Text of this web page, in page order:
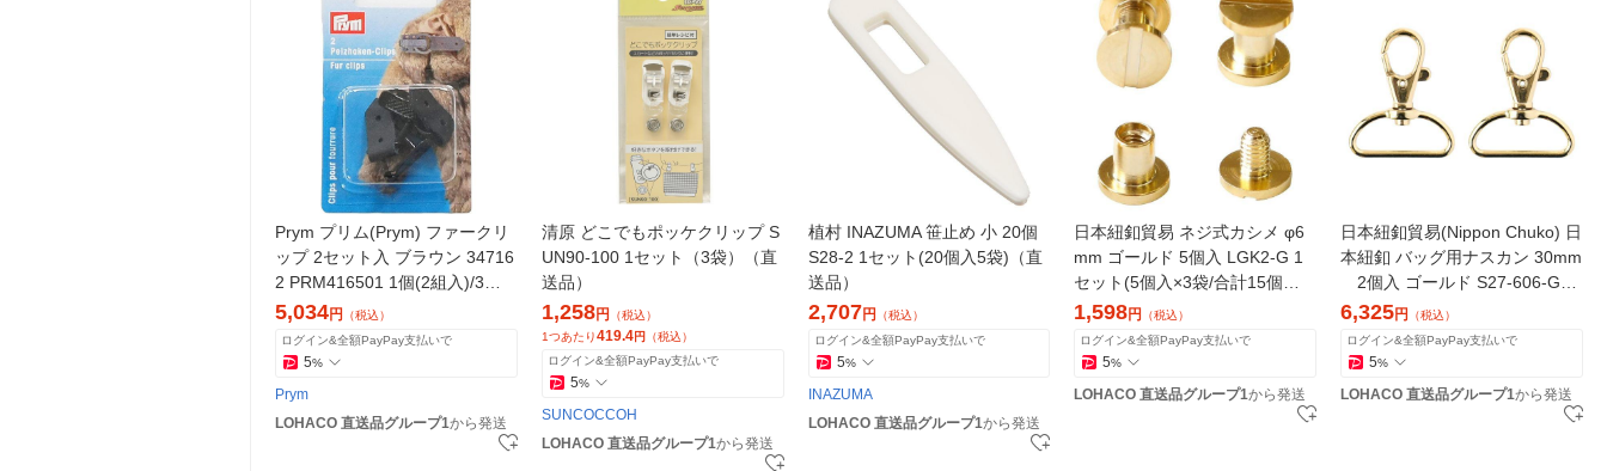
Prym プリム(Prym) ファークリ
ップ 2セット入 ブラウン 34716
2 PRM416501 1個(2組入)/3袋
（直送品）
5,034円 （税込）
ログイン&全額PayPay支払いで
5%
Prym
LOHACO 直送品グループ1から発送
清原 どこでもポッケクリップ S
UN90-100 1セット（3袋）（直
送品）
1,258円 （税込）
1つあたり419.4円 （税込）
ログイン&全額PayPay支払いで
5%
SUNCOCCOH
LOHACO 直送品グループ1から発送
植村 INAZUMA 笹止め 小 20個
S28-2 1セット(20個入5袋)（直
送品）
2,707円 （税込）
ログイン&全額PayPay支払いで
5%
INAZUMA
LOHACO 直送品グループ1から発送
日本紐釦貿易 ネジ式カシメ φ6
mm ゴールド 5個入 LGK2-G 1
セット(5個入×3袋/合計15個入)
（直送品）
1,598円
（税込）
ログイン&全額PayPay支払いで
5%
LOHACO 直送品グループ1から発送
日本紐釦貿易(Nippon Chuko) 日
本紐釦 バッグ用ナスカン 30mm
2個入 ゴールド S27-606-G-2
P 2個入×5袋（直送品）
6,325円
（税込）
ログイン&全額PayPay支払いで
5%
LOHACO 直送品グループ1から発送